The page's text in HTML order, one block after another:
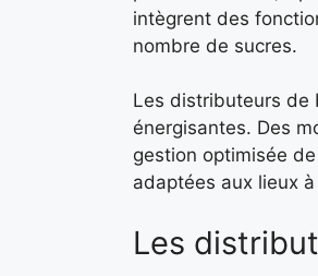
intègrent des
nombre de sucres.
Les distributeurs de
énergisantes. Des
gestion optimisée
adaptées aux lieux
Les